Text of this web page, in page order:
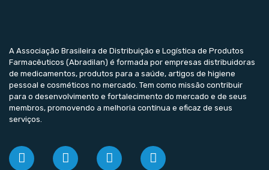
A Associação Brasileira de Distribuição e Logística de Produtos
Farmacêuticos (Abradilan) é formada por empresas distribuidoras
de medicamentos, produtos para a saúde, artigos de higiene
pessoal e cosméticos no mercado. Tem como missão contribuir
para o desenvolvimento e fortalecimento do mercado e de seus
membros, promovendo a melhoria contínua e eficaz de seus
serviços.